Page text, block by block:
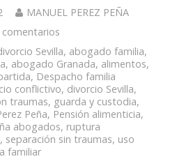
MANUEL PEREZ PEÑA
comentarios
Sevilla, abogado familia,
, abogado Granada, alimentos,
, Despacho familia
conflictivo, divorcio Sevilla,
traumas, guarda y custodia,
Peña, Pensión alimenticia,
abogados, ruptura
, separación sin traumas, uso
familiar